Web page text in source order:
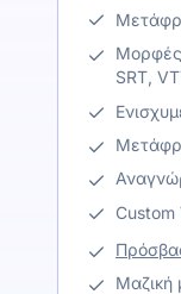
Μορφές
SRT,
Custom
Μαζική